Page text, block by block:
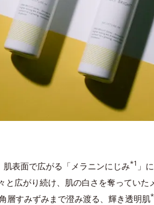
表面で広がる「メラニンにじみ*1 」
と広がり続け、肌の白さを奪っていた
層すみずみまで澄み渡る、輝き透明肌